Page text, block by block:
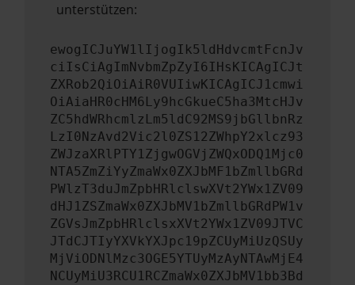
unterstützen:
ewogICJuYW1lIjogIk5ldHdvcmtFcnJv
ciIsCiAgImNvbmZpZyI6IHsKICAgICJt
ZXRob2QiOiAiR0VUIiwKICAgICJ1cmwi
OiAiaHR0cHM6Ly9hcGkueC5ha3MtcHJv
ZC5hdWRhcmlzLm5ldC92MS9jbGllbnRz
LzI0NzAvd2Vic2l0ZS12ZWhpY2xlcz93
ZWJzaXRlPTY1ZjgwOGVjZWQxODQ1Mjc0
NTA5ZmZiYyZmaWx0ZXJbMF1bZmllbGRd
PWlzT3duJmZpbHRlclswXVt2YWx1ZV09
dHJ1ZSZmaWx0ZXJbMV1bZmllbGRdPW1v
ZGVsJmZpbHRlclsxXVt2YWx1ZV09JTVC
JTdCJTIyYXVkYXJpc19pZCUyMiUzQSUy
MjViODNlMzc3OGE5YTUyMzAyNTAwMjE4
NCUyMiU3RCU1RCZmaWx0ZXJbMV1bb3Bd